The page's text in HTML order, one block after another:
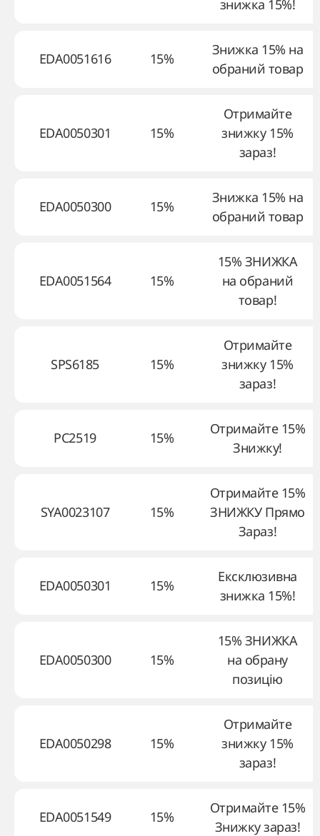
знижка 15%!
EDA0051616 15%
Знижка 15% на
обраний товар
EDA0050301 15%
Отримайте
знижку 15%
зараз!
EDA0050300 15%
Знижка 15% на
обраний товар
EDA0051564 15%
15% ЗНИЖКА
на обраний
товар!
SPS6185 15%
Отримайте
знижку 15%
зараз!
PC2519 15%
Отримайте 15%
Знижку!
SYA0023107 15%
Отримайте 15%
ЗНИЖКУ Прямо
Зараз!
EDA0050301 15%
Ексклюзивна
знижка 15%!
EDA0050300 15%
15% ЗНИЖКА
на обрану
позицію
EDA0050298 15%
Отримайте
знижку 15%
зараз!
EDA0051549 15%
Отримайте 15%
Знижку зараз!